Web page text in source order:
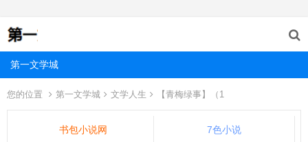
第一文学城
您的位置 第一文学城 文学人生 【青梅绿事】（1
书包小说网 7色小说